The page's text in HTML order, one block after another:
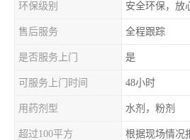
环保级别 安全环保，放
售后服务 全程跟踪
是否服务上门 是
可服务上门时间 48小时
用药剂型 水剂，粉剂
超过100平方 根据现场情况